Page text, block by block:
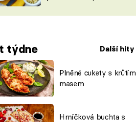
týdne Další hity
Plněné cukety s krůtím
masem
Hrníčková buchta s